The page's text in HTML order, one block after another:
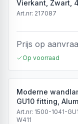
Vierkant, Zwart,
Neutraal Wit
Art.nr: 217087
Prijs op
Op voorraad
Moderne
GU10 fitting,
IP65, Wit
Art.nr: 1500-1041-
W411